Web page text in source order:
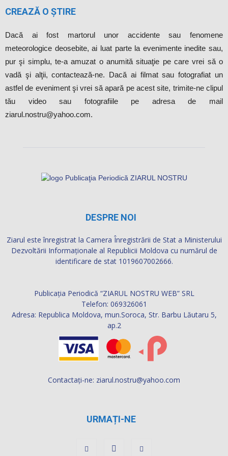
CREAZĂ O ȘTIRE
Dacă ai fost martorul unor accidente sau fenomene
meteorologice deosebite, ai luat parte la evenimente inedite sau,
pur şi simplu, te-a amuzat o anumită situaţie pe care vrei să o
vadă şi alţii, contactează-ne. Dacă ai filmat sau fotografiat un
astfel de eveniment şi vrei să apară pe acest site, trimite-ne clipul
tău video sau fotografiile pe adresa de mail
ziarul.nostru@yahoo.com.
DESPRE NOI
Ziarul este înregistrat la Camera Înregistrării de Stat a Ministerului
Dezvoltării Informaţionale al Republicii Moldova cu numărul de
identificare de stat 1019607002666.
Publicația Periodică “ZIARUL NOSTRU WEB” SRL
Telefon: 069326061
Adresa: Republica Moldova, mun.Soroca, Str. Barbu Lăutaru 5,
ap.2
Contactați-ne: ziarul.nostru@yahoo.com
URMAȚI-NE